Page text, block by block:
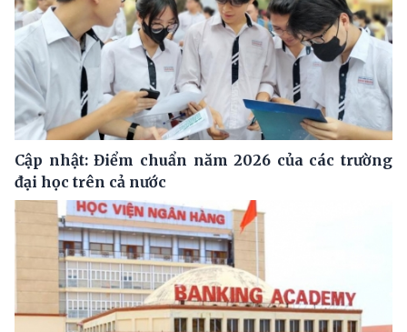
Cập nhật: Điểm chuẩn năm 2026 của các trường
đại học trên cả nước